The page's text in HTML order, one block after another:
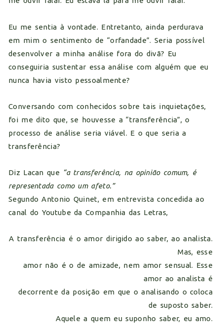
Eu me sentia à vontade. Entretanto, ainda perdurava
em mim o sentimento de “orfandade”. Seria possível
desenvolver a minha análise fora do divã? Eu
conseguiria sustentar essa análise com alguém que eu
nunca havia visto pessoalmente?
Conversando com conhecidos sobre tais inquietações,
foi me dito que, se houvesse a “transferência”, o
processo de análise seria viável. E o que seria a
transferência?
Diz Lacan que “a transferência, na opinião comum, é
representada como um afeto.”
Segundo Antonio Quinet, em entrevista concedida ao
canal do Youtube da Companhia das Letras,
A transferência é o amor dirigido ao saber, ao analista.
Mas, esse
amor não é o de amizade, nem amor sensual. Esse
amor ao analista é
decorrente da posição em que o analisando o coloca
de suposto saber.
Aquele a quem eu suponho saber, eu amo.